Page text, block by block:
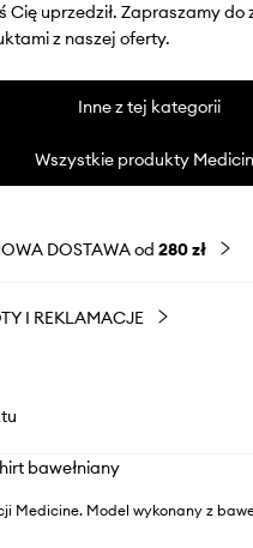
Cię uprzedził. Zapraszamy do
z naszej oferty.
Inne z tej kategorii
Wszystkie produkty
DOSTAWA od 280 zł
I REKLAMACJE
bawełniany
Medicine. Model wykonany z